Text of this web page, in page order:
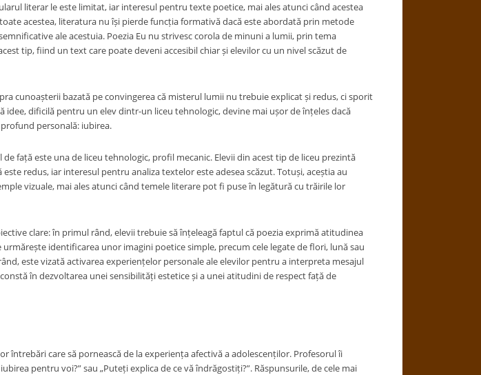
literar le este limitat, iar interesul pentru texte poetice, mai ales atunci când acestea
acestea, literatura nu își pierde funcția formativă dacă este abordată prin metode
ale acestuia. Poezia Eu nu strivesc corola de minuni a lumii, prin tema
tip, fiind un text care poate deveni accesibil chiar și elevilor cu un nivel scăzut de
cunoașterii bazată pe convingerea că misterul lumii nu trebuie explicat și redus, ci sporit
dificilă pentru un elev dintr-un liceu tehnologic, devine mai ușor de înțeles dacă
personală: iubirea.
față este una de liceu tehnologic, profil mecanic. Elevii din acest tip de liceu prezintă
redus, iar interesul pentru analiza textelor este adesea scăzut. Totuși, aceștia au
vizuale, mai ales atunci când temele literare pot fi puse în legătură cu trăirile lor
clare: în primul rând, elevii trebuie să înțeleagă faptul că poezia exprimă atitudinea
identificarea unor imagini poetice simple, precum cele legate de flori, lună sau
este vizată activarea experiențelor personale ale elevilor pentru a interpreta mesajul
în dezvoltarea unei sensibilități estetice și a unei atitudini de respect față de
întrebări care să pornească de la experiența afectivă a adolescenților. Profesorul îi
pentru voi?” sau „Puteți explica de ce vă îndrăgostiți?”. Răspunsurile, de cele mai